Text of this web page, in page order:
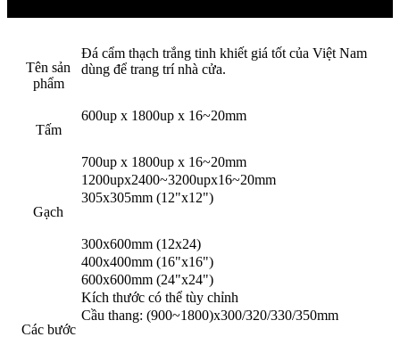
Tên sản
phẩm
Đá cẩm thạch trắng tinh khiết giá tốt của Việt Nam
dùng để trang trí nhà cửa.
Tấm
600up x 1800up x 16~20mm
700up x 1800up x 16~20mm
1200upx2400~3200upx16~20mm
Gạch
305x305mm (12"x12")
300x600mm (12x24)
400x400mm (16"x16")
600x600mm (24"x24")
Kích thước có thể tùy chỉnh
Các bước
Cầu thang: (900~1800)x300/320/330/350mm